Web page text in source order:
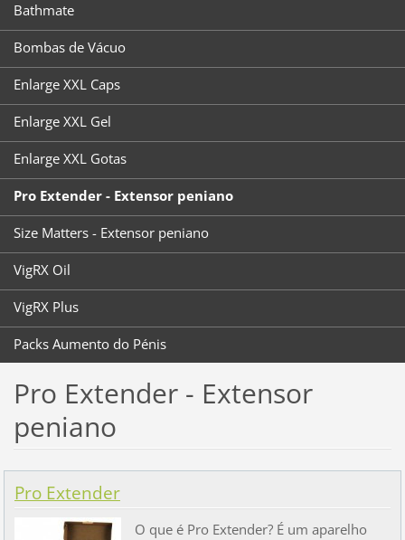
Bathmate
Bombas de Vácuo
Enlarge XXL Caps
Enlarge XXL Gel
Enlarge XXL Gotas
Pro Extender - Extensor peniano
Size Matters - Extensor peniano
VigRX Oil
VigRX Plus
Packs Aumento do Pénis
Pro Extender - Extensor
peniano
Pro Extender
O que é Pro Extender? É um aparelho